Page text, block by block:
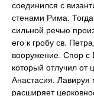
соединился с
стенами Рима.
сильной речью
его к гробу св.
вооружение. Спор с
который отлучил от
Анастасия. Лавируя
расширяет